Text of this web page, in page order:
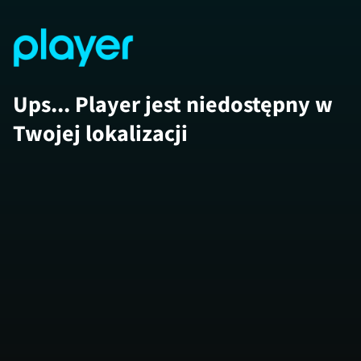
Ups... Player jest niedostępny w
Twojej lokalizacji